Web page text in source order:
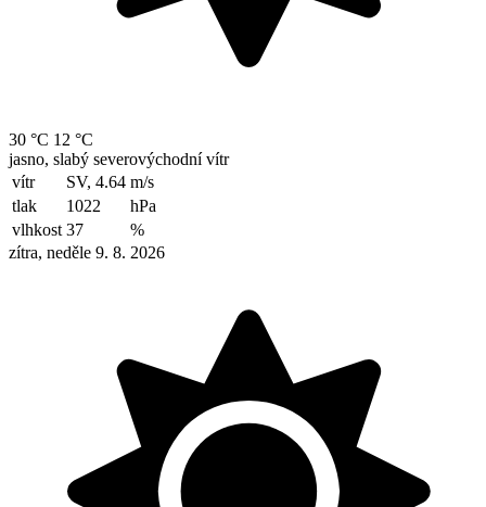
30 °C 12 °C
jasno, slabý severovýchodní vítr
vítr
SV, 4.64 m/s
tlak
1022
hPa
vlhkost 37
%
zítra, neděle 9. 8. 2026